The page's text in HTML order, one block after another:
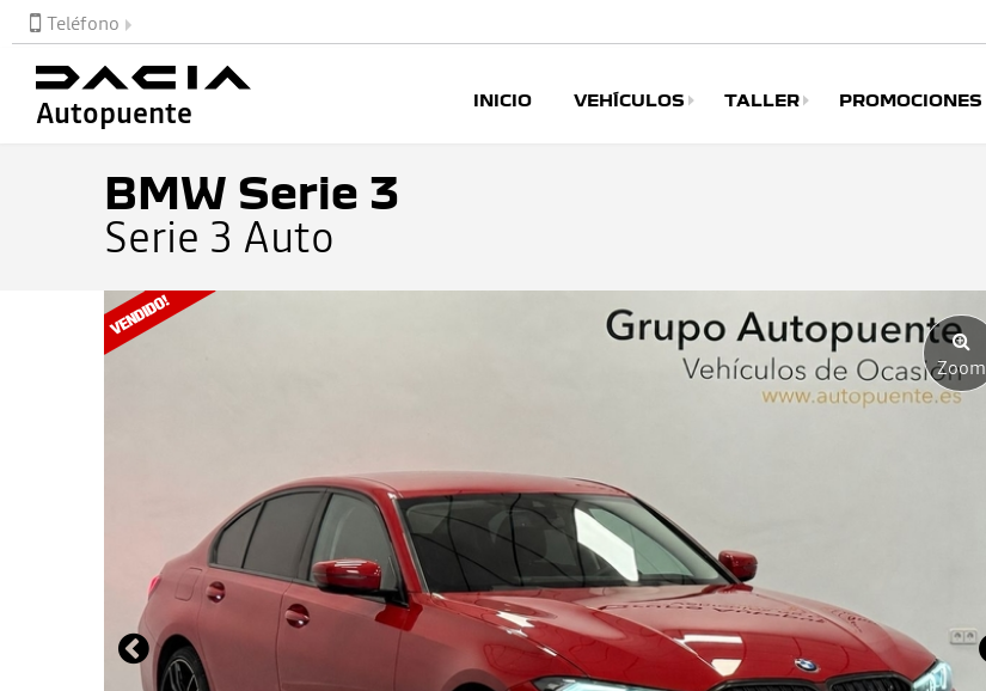
Teléfono
Autopuente INICIO VEHÍCULOS TALLER PROMOCIONES
BMW Serie 3
Serie 3 Auto
Zoom